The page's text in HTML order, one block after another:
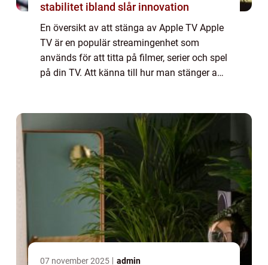
stabilitet ibland slår innovation
En översikt av att stänga av Apple TV Apple
TV är en populär streamingenhet som
används för att titta på filmer, serier och spel
på din TV. Att känna till hur man stänger av
07 november 2025 admin